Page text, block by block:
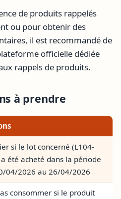
de produits rappelés
ou pour obtenir des
il est recommandé de
officielle dédiée
rappels de produits.
à prendre
si le lot concerné (L104-
été acheté dans la période
04/2026 au 26/04/2026
consommer si le produit